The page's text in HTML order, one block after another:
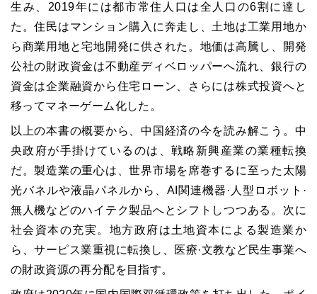
生み、2019年には都市常住人口は全人口の6割に達し
た。住民はマンション購入に奔走し、土地は工業用地か
ら商業用地と宅地開発に供された。地価は高騰し、開発
公社の財政資金は不動産ディベロッパーへ流れ、銀行の
資金は企業融資から住宅ローン、さらには株式投資へと
移ってマネーゲーム化した。
以上の本書の概要から、中国経済の今を読み解こう。中
央政府が手掛けているのは、戦略新興産業の業種転換
だ。製造業の重心は、世界市場を席巻するに至った太陽
光バネルや液晶パネルから、AI関連機器·人型ロボット·
無人機などのハイテク製品へとシフトしつつある。次に
社会資本の充実。地方政府は土地資本による製造業か
ら、サーピス業重視に転換し、医療·文教など民生事業へ
の財政資源の再分配を目指す。